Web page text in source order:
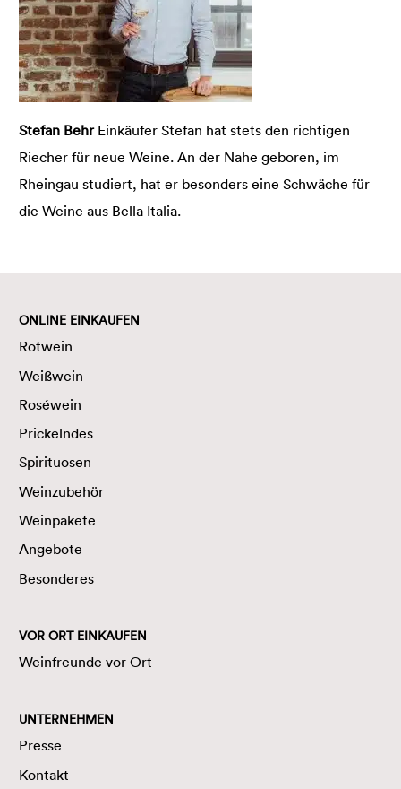
Stefan Behr Einkäufer Stefan hat stets den richtigen
Riecher für neue Weine. An der Nahe geboren, im
Rheingau studiert, hat er besonders eine Schwäche für
die Weine aus Bella Italia.
ONLINE EINKAUFEN
Rotwein
Weißwein
Roséwein
Prickelndes
Spirituosen
Weinzubehör
Weinpakete
Angebote
Besonderes
VOR ORT EINKAUFEN
Weinfreunde vor Ort
UNTERNEHMEN
Presse
Kontakt